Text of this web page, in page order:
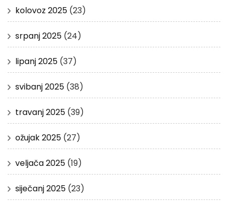
kolovoz 2025 (23)
srpanj 2025 (24)
lipanj 2025 (37)
svibanj 2025 (38)
travanj 2025 (39)
ožujak 2025 (27)
veljača 2025 (19)
siječanj 2025 (23)